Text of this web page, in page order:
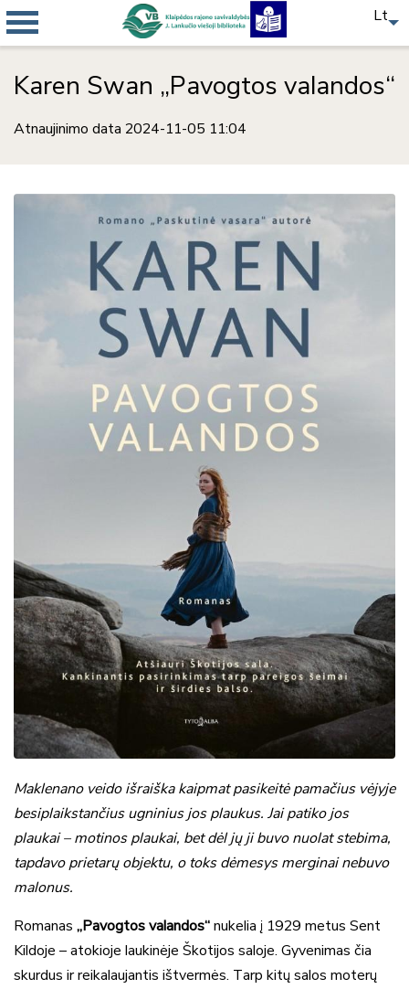
Karen Swan „Pavogtos valandos“
Atnaujinimo data 2024-11-05 11:04
Maklenano veido išraiška kaipmat pasikeitė pamačius vėjyje
besiplaikstančius ugninius jos plaukus. Jai patiko jos
plaukai – motinos plaukai, bet dėl jų ji buvo nuolat stebima,
tapdavo prietarų objektu, o toks dėmesys merginai nebuvo
malonus.
Romanas „Pavogtos valandos“nukelia į 1929 metus Sent
Kildoje – atokioje laukinėje Škotijos saloje. Gyvenimas čia
skurdus ir reikalaujantis ištvermės. Tarp kitų salos moterų
Lt